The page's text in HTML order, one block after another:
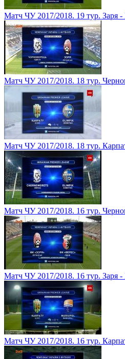
Матч ЧУ 2017/2018. 19 тур. Заря -
Матч ЧУ 2017/2018. 18 тур.
Матч ЧУ 2017/2018. 18 тур.
Матч ЧУ 2017/2018. 16 тур.
Матч ЧУ 2017/2018. 16 тур. Заря -
Матч ЧУ 2017/2018. 16 тур.